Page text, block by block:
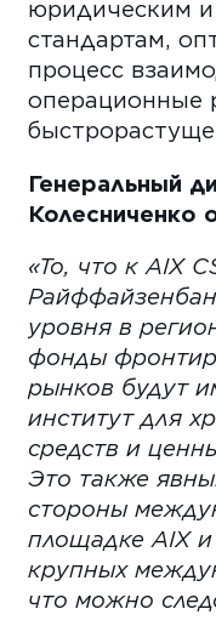
юридическим
стандартам,
процесс
операционные
Генеральный
Колесниченко
«То, что кAIX
уровня в
фонды
рынков будут
институт для
средств и
Это также
стороны
площадке AIXи
крупных
что можно